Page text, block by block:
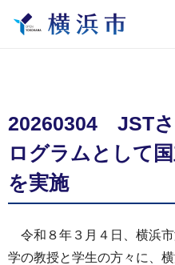
20260304 JST
ログラムとして
を実施
令和８年３月４日、横浜
学の教授と学生の方々に、